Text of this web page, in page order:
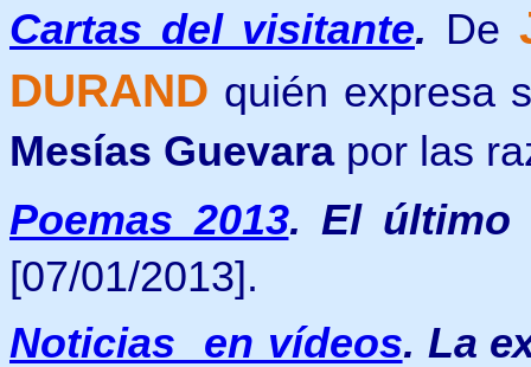
Cartas del visitante. De
DURAND quién expresa
Mesías Guevarapor las
Poemas 2013. El último
[07/01/2013].
Noticias en vídeos. La